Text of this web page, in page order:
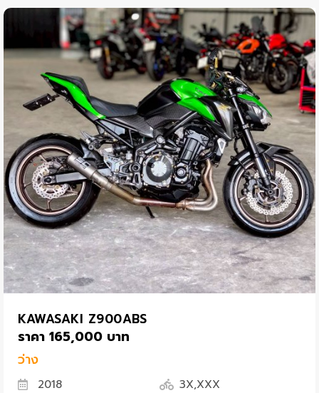
KAWASAKI Z900ABS
ราคา 165,000 บาท
ว่าง
2018
3X,XXX